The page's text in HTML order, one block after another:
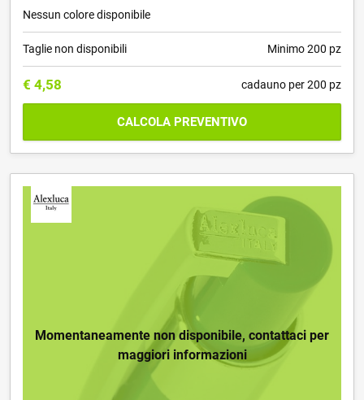
Nessun colore disponibile
Taglie non disponibili Minimo 200 pz
€ 4,58 cadauno per 200 pz
CALCOLA PREVENTIVO
Momentaneamente non disponibile, contattaci per
maggiori informazioni